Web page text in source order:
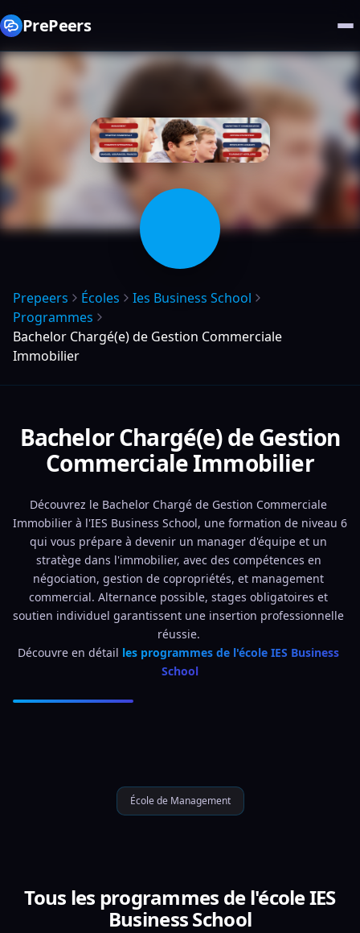
PrePeers
Prepeers Écoles
Ies Business School
Programmes
Bachelor Chargé(e) de Gestion Commerciale
Immobilier
Bachelor Chargé(e) de Gestion
Commerciale Immobilier
Découvrez le Bachelor Chargé de Gestion Commerciale
Immobilier à l'IES Business School, une formation de niveau 6
qui vous prépare à devenir un manager d'équipe et un
stratège dans l'immobilier, avec des compétences en
négociation, gestion de copropriétés, et management
commercial. Alternance possible, stages obligatoires et
soutien individuel garantissent une insertion professionnelle
réussie.
Découvre en détail les programmes de l'école IES Business
School
École de Management
Tous les programmes de l'école IES
Business School